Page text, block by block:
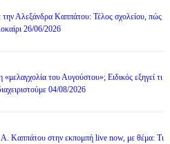
Αλεξάνδρα Καππάτου: Τέλος σχολείου, πώς
26/06/2026
του Αυγούστου»; Ειδικός εξηγεί τι
04/08/2026
Καππάτου στην εκπομπή live now, με θέμα: Τι